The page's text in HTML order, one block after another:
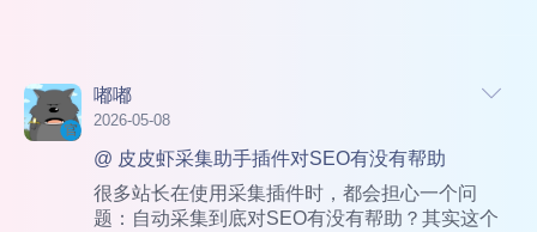
嘟嘟
2026-05-08
@ 皮皮虾采集助手插件对SEO有没有帮助
很多站长在使用采集插件时，都会担心一个问
题：自动采集到底对SEO有没有帮助？其实这个